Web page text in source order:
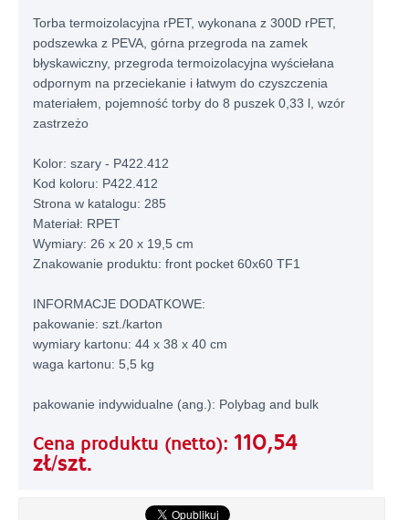
Torba termoizolacyjna rPET, wykonana z 300D rPET,
podszewka z PEVA, górna przegroda na zamek
błyskawiczny, przegroda termoizolacyjna wyściełana
odpornym na przeciekanie i łatwym do czyszczenia
materiałem, pojemność torby do 8 puszek 0,33 l, wzór
zastrzeżo
Kolor: szary - P422.412
Kod koloru: P422.412
Strona w katalogu: 285
Materiał: RPET
Wymiary: 26 x 20 x 19,5 cm
Znakowanie produktu: front pocket 60x60 TF1
INFORMACJE DODATKOWE:
pakowanie: szt./karton
wymiary kartonu: 44 x 38 x 40 cm
waga kartonu: 5,5 kg
pakowanie indywidualne (ang.): Polybag and bulk
Cena produktu (netto): 110,54
zł/szt.